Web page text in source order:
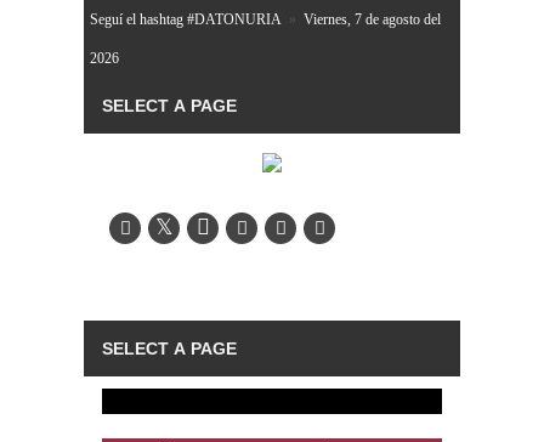
Seguí el hashtag #DATONURIA » Viernes, 7 de agosto del
2026